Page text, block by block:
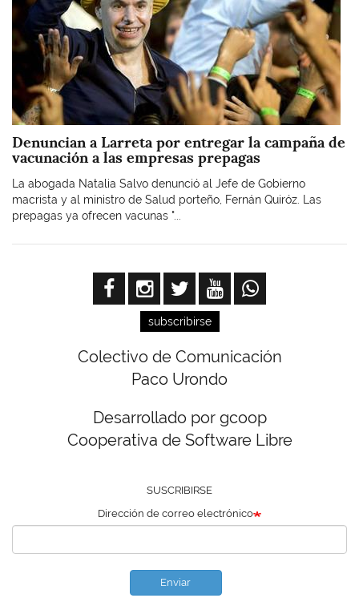
Denuncian a Larreta por entregar la campaña de
vacunación a las empresas prepagas
La abogada Natalia Salvo denunció al Jefe de Gobierno
macrista y al ministro de Salud porteño, Fernán Quiróz. Las
prepagas ya ofrecen vacunas "...
subscribirse
Colectivo de Comunicación
Paco Urondo
Desarrollado por gcoop
Cooperativa de Software Libre
SUSCRIBIRSE
Dirección de correo electrónico
Enviar